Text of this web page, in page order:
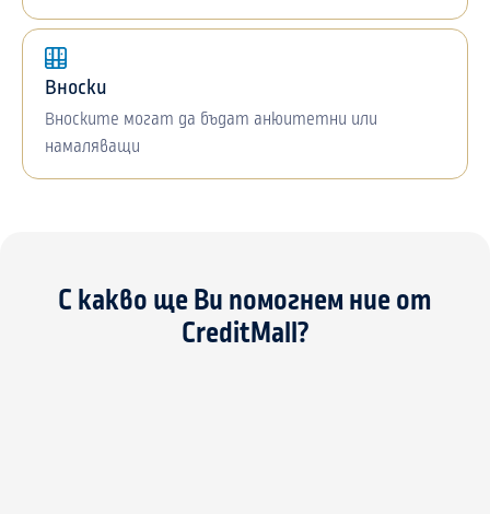
Вноски
Вноските могат да бъдат анюитетни или
намаляващи
С какво ще Ви помогнем ние от
CreditMall?